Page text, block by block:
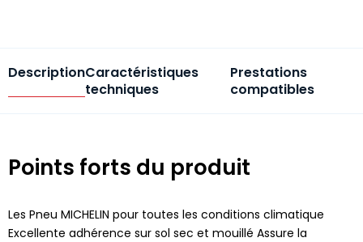
DescriptionCaractéristiques
techniques
Prestations
compatibles
Points forts du produit
Les Pneu MICHELIN pour toutes les conditions climatique
Excellente adhérence sur sol sec et mouillé Assure la